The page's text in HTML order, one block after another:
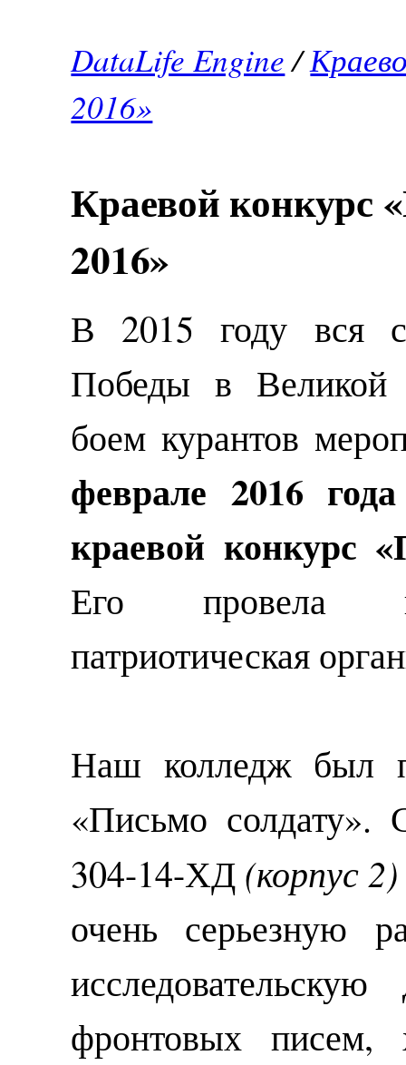
DataLife Engine/
2016»
Краевой конкурс
2016»
В 2015 году вся
Победы в Великой
боем курантов
феврале 2016 года
краевой конкурс
Его провела
патриотическая
Наш колледж был
«Письмо солдату».
304-14-ХД (корпус 2)
очень серьезную
фронтовых писем,